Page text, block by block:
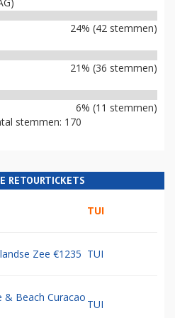
24% (42 stemmen)
21% (36 stemmen)
6% (11 stemmen)
stemmen: 170
RETOURTICKETS
TUI
Zee €1235 TUI
& Beach Curacao
TUI